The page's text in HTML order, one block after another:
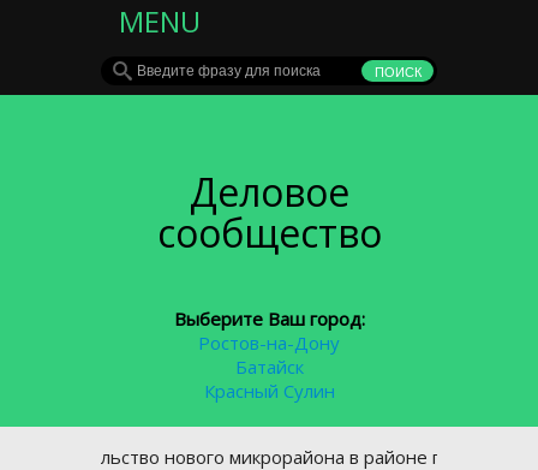
MENU
Деловое
сообщество
Выберите Ваш город:
Ростов-на-Дону
Батайск
Красный Сулин
нового микрорайона в районе площади Химиков